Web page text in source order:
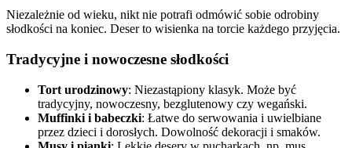
Niezależnie od wieku, nikt nie potrafi odmówić sobie odrobiny
słodkości na koniec. Deser to wisienka na torcie każdego przyjęcia.
Tradycyjne i nowoczesne słodkości
Tort urodzinowy: Niezastąpiony klasyk. Może być
tradycyjny, nowoczesny, bezglutenowy czy wegański.
Muffinki i babeczki: Łatwe do serwowania i uwielbiane
przez dzieci i dorosłych. Dowolność dekoracji i smaków.